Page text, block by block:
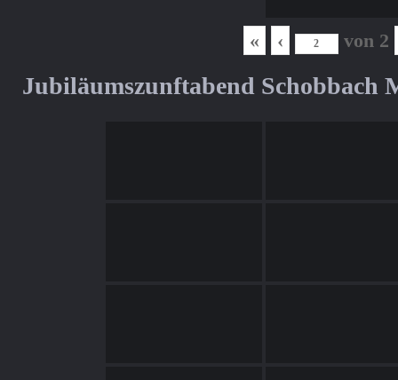
« ‹ von 2
Jubiläumszunftabend Schobbach